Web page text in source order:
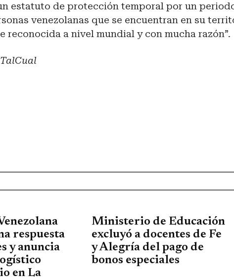
estatuto de protección temporal por un
venezolanas que se encuentran en su
reconocida a nivel mundial y con mucha razón”.
respuesta
y anuncia
en La
Ministerio de Educación
excluyó a docentes de Fe
y Alegría del pago de
bonos especiales